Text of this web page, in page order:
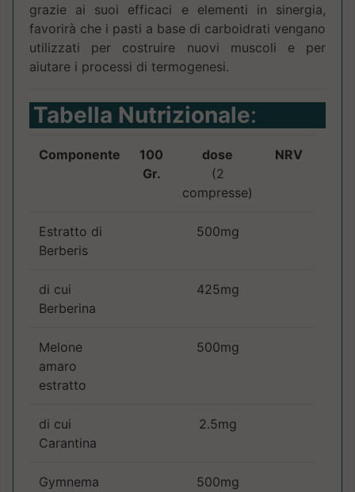
grazie ai suoi efficaci e elementi in sinergia,
favorirà che i pasti a base di carboidrati vengano
utilizzati per costruire nuovi muscoli e per
aiutare i processi di termogenesi.
Tabella Nutrizionale:
Componente
100
Gr.
dose
(2
compresse)
NRV
Estratto di
Berberis
500mg
di cui
Berberina
425mg
Melone
amaro
estratto
500mg
di cui
Carantina
2.5mg
Gymnema
500mg